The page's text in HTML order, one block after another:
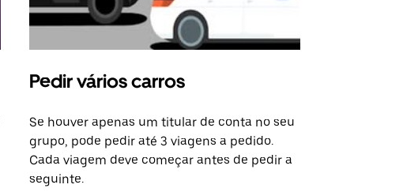
Pedir vários carros
Se houver apenas um titular de conta no seu
grupo, pode pedir até 3 viagens a pedido.
Cada viagem deve começar antes de pedir a
seguinte.